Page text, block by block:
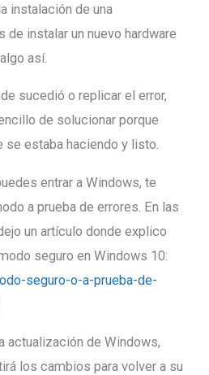
instalación de una
instalar un nuevo hardware
así.
sucedió o replicar el error,
de solucionar porque
se estaba haciendo y listo.
entrar a Windows, te
a prueba de errores. En las
un artículo donde explico
seguro en Windows 10:
seguro-o-a-prueba-de-
actualización de Windows,
los cambios para volver a su